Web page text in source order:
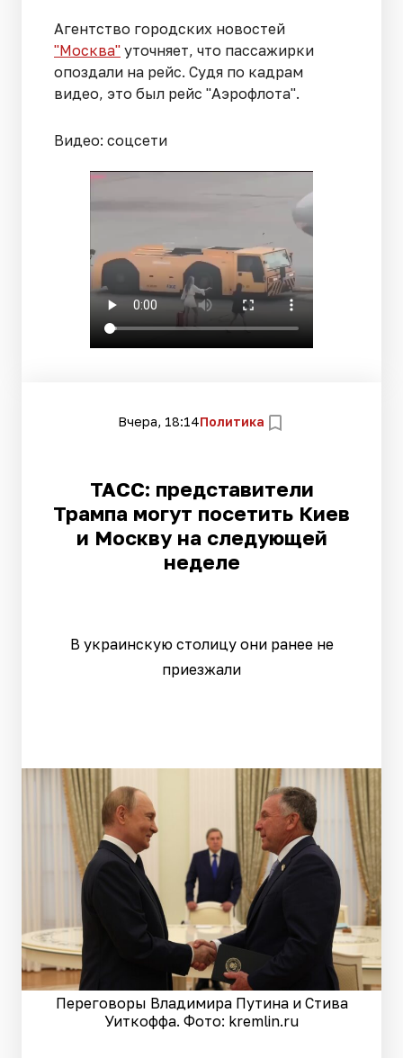
Агентство городских новостей
"Москва" уточняет, что пассажирки
опоздали на рейс. Судя по кадрам
видео, это был рейс "Аэрофлота".
Видео: соцсети
Вчера, 18:14Политика
ТАСС: представители
Трампа могут посетить Киев
и Москву на следующей
неделе
В украинскую столицу они ранее не
приезжали
Переговоры Владимира Путина и Стива
Уиткоффа. Фото: kremlin.ru